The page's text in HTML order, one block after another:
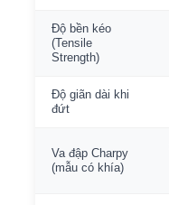
Độ bền kéo
(Tensile
Strength)
Độ giãn dài khi
đứt
Va đập Charpy
(mẫu có khía)